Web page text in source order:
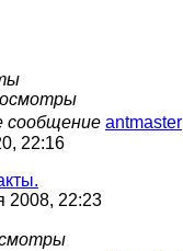
сообщение antmaster
22:16
2008, 22:23